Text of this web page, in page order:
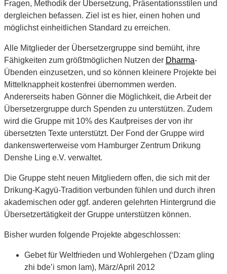
Fragen, Methodik der Übersetzung, Präsentationsstilen und
dergleichen befassen. Ziel ist es hier, einen hohen und
möglichst einheitlichen Standard zu erreichen.
Alle Mitglieder der Übersetzergruppe sind bemüht, ihre
Fähigkeiten zum größtmöglichen Nutzen der Dharma-
Übenden einzusetzen, und so können kleinere Projekte bei
Mittelknappheit kostenfrei übernommen werden.
Andererseits haben Gönner die Möglichkeit, die Arbeit der
Übersetzergruppe durch Spenden zu unterstützen. Zudem
wird die Gruppe mit 10% des Kaufpreises der von ihr
übersetzten Texte unterstützt. Der Fond der Gruppe wird
dankenswerterweise vom Hamburger Zentrum Drikung
Denshe Ling e.V. verwaltet.
Die Gruppe steht neuen Mitgliedern offen, die sich mit der
Drikung-Kagyü-Tradition verbunden fühlen und durch ihren
akademischen oder ggf. anderen gelehrten Hintergrund die
Übersetzertätigkeit der Gruppe unterstützen können.
Bisher wurden folgende Projekte abgeschlossen:
Gebet für Weltfrieden und Wohlergehen (‘Dzam gling
zhi bde’i smon lam), März/April 2012